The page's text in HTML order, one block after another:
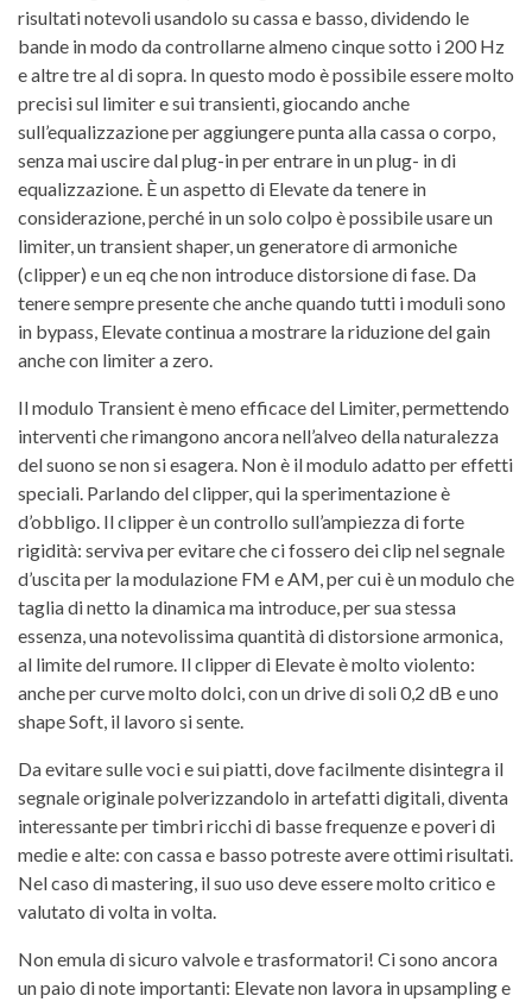
risultati notevoli usandolo su cassa e basso, dividendo le
bande in modo da controllarne almeno cinque sotto i 200 Hz
e altre tre al di sopra. In questo modo è possibile essere molto
precisi sul limiter e sui transienti, giocando anche
sull’equalizzazione per aggiungere punta alla cassa o corpo,
senza mai uscire dal plug-in per entrare in un plug- in di
equalizzazione. È un aspetto di Elevate da tenere in
considerazione, perché in un solo colpo è possibile usare un
limiter, un transient shaper, un generatore di armoniche
(clipper) e un eq che non introduce distorsione di fase. Da
tenere sempre presente che anche quando tutti i moduli sono
in bypass, Elevate continua a mostrare la riduzione del gain
anche con limiter a zero.
Il modulo Transient è meno efficace del Limiter, permettendo
interventi che rimangono ancora nell’alveo della naturalezza
del suono se non si esagera. Non è il modulo adatto per effetti
speciali. Parlando del clipper, qui la sperimentazione è
d’obbligo. Il clipper è un controllo sull’ampiezza di forte
rigidità: serviva per evitare che ci fossero dei clip nel segnale
d’uscita per la modulazione FM e AM, per cui è un modulo che
taglia di netto la dinamica ma introduce, per sua stessa
essenza, una notevolissima quantità di distorsione armonica,
al limite del rumore. Il clipper di Elevate è molto violento:
anche per curve molto dolci, con un drive di soli 0,2 dB e uno
shape Soft, il lavoro si sente.
Da evitare sulle voci e sui piatti, dove facilmente disintegra il
segnale originale polverizzandolo in artefatti digitali, diventa
interessante per timbri ricchi di basse frequenze e poveri di
medie e alte: con cassa e basso potreste avere ottimi risultati.
Nel caso di mastering, il suo uso deve essere molto critico e
valutato di volta in volta.
Non emula di sicuro valvole e trasformatori! Ci sono ancora
un paio di note importanti: Elevate non lavora in upsampling e